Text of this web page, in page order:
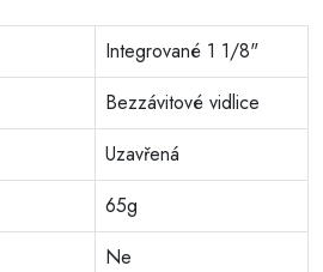
Integrované 1 1/8"
Bezzávitové vidlice
Uzavřená
65g
Ne